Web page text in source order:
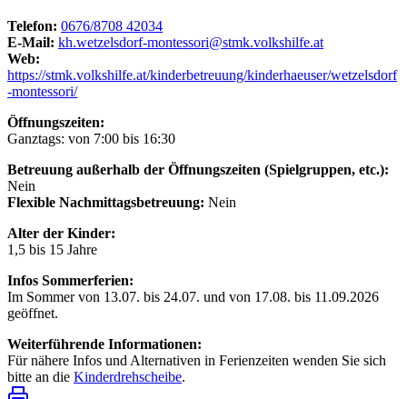
Telefon: 0676/8708 42034
E-Mail: kh.wetzelsdorf-montessori@stmk.volkshilfe.at
Web:
https://stmk.volkshilfe.at/kinderbetreuung/kinderhaeuser/wetzelsdorf
-montessori/
Öffnungszeiten:
Ganztags: von 7:00 bis 16:30
Betreuung außerhalb der Öffnungszeiten (Spielgruppen, etc.):
Nein
Flexible Nachmittagsbetreuung: Nein
Alter der Kinder:
1,5 bis 15 Jahre
Infos Sommerferien:
Im Sommer von 13.07. bis 24.07. und von 17.08. bis 11.09.2026
geöffnet.
Weiterführende Informationen:
Für nähere Infos und Alternativen in Ferienzeiten wenden Sie sich
bitte an die Kinderdrehscheibe.